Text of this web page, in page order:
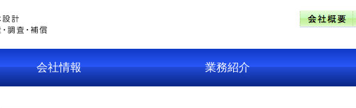
会社情報 業務紹介